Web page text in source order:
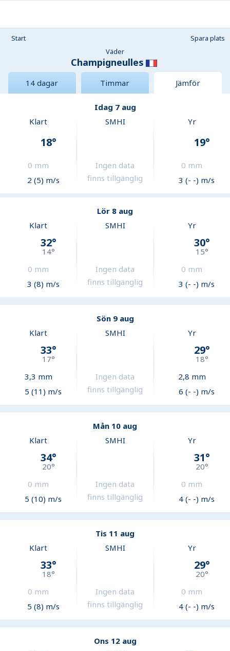
Start
Spara plats
Väder
Champigneulles
14 dagar Timmar Jämför
Idag 7 aug
Klart
18°
0 mm
2 (5) m/s
SMHI
Ingen data
finns tillgänglig
Yr
19°
0 mm
3 (- -) m/s
Lör 8 aug
Klart
32°
14°
0 mm
3 (8) m/s
SMHI
Ingen data
finns tillgänglig
Yr
30°
15°
0 mm
3 (- -) m/s
Sön 9 aug
Klart
33°
17°
3,3 mm
5 (11) m/s
SMHI
Ingen data
finns tillgänglig
Yr
29°
18°
2,8 mm
6 (- -) m/s
Mån 10 aug
Klart
34°
20°
0 mm
5 (10) m/s
SMHI
Ingen data
finns tillgänglig
Yr
31°
20°
0 mm
4 (- -) m/s
Tis 11 aug
Klart
33°
18°
0 mm
5 (8) m/s
SMHI
Ingen data
finns tillgänglig
Yr
29°
20°
0 mm
4 (- -) m/s
Ons 12 aug